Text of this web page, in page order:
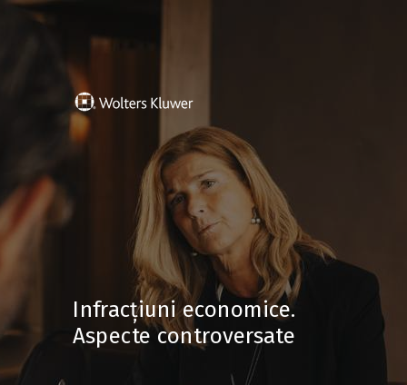
Infracțiuni economice.
Aspecte controversate